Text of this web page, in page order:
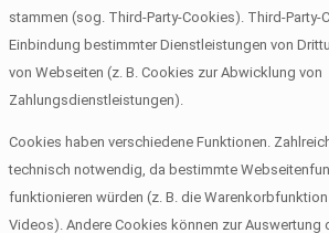
stammen (sog. Third-Party-Cookies). Third-
Einbindung bestimmter Dienstleistungen von
von Webseiten (z. B. Cookies zur Abwicklung von
Zahlungsdienstleistungen).
Cookies haben verschiedene Funktionen.
technisch notwendig, da bestimmte
funktionieren würden (z. B. die
Videos). Andere Cookies können zur Auswertung